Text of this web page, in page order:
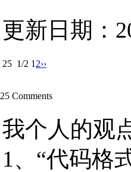
更新日期：
25 1/2 1 2››
25 Comments
我个人的观
1、“代码格